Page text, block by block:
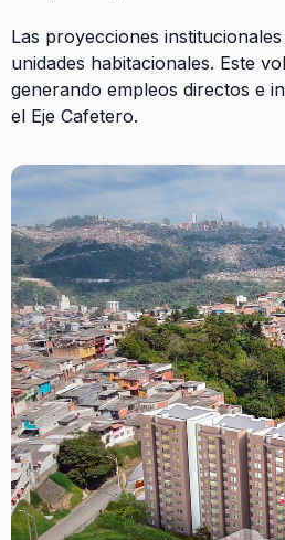
Las proyecciones
unidades habitacionales. Este
generando empleos directos e
el Eje Cafetero.